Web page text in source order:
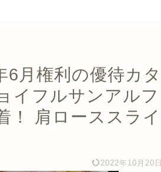
月権利の優待カタ
イフルサンアルフ
！ 肩ローススライ
2022年10月20日